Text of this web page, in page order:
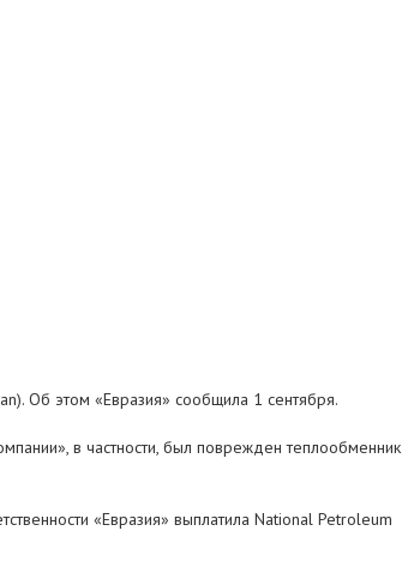
Об этом «Евразия» сообщила 1 сентября.
в частности, был поврежден теплообменник
«Евразия» выплатила National Petroleum